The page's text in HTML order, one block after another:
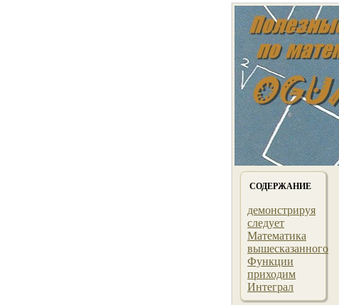
СОДЕРЖАНИЕ
демонстрируя
следует
Математика
вышесказанного
Функции
приходим
Интеграл